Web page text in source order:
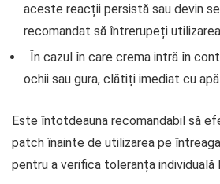
aceste reacții persistă sau devin
recomandat să întrerupeți
În cazul în care crema intră în
ochii sau gura, clătiți imediat cu
Este întotdeauna recomandabil să
patch înainte de utilizarea pe
pentru a verifica toleranța individuală